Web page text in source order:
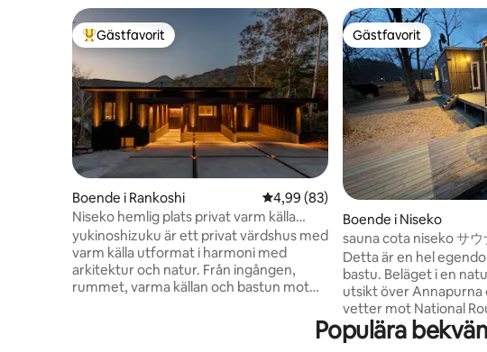
Populär gästfavorit
Gästfavorit
Boende i Rankoshi 4,99 av 5 i genomsnittligt betyg, 83
4,99 (83)
Niseko hemlig plats privat varm källa
"yukinoshizuku"
yukinoshizuku är ett privat värdshus med
varm källa utformat i harmoni med
arkitektur och natur. Från ingången,
rummet, varma källan och bastun mot
Gästfavorit
Gästfavorit
Boende i Niseko
sauna cota niseko サウ
火 BBQ
Detta är en hel
bastu. Beläget i en
utsikt över Annapurna
vetter mot National Route 5.
2023, byggt av
Kōmusha.Byggnaden
Populära